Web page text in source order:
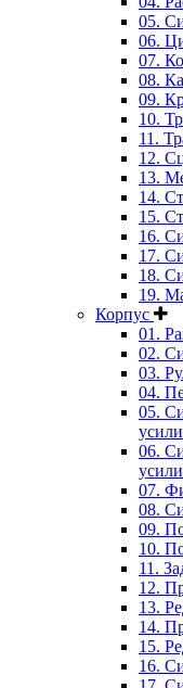
05.
06.
07.
08.
09.
10.
11.
12.
13.
14.
15.
16.
17.
18.
19.
Корпус
01.
02.
03.
04.
05.
06.
07.
08.
09.
10.
11.
12.
13.
14.
15.
16.